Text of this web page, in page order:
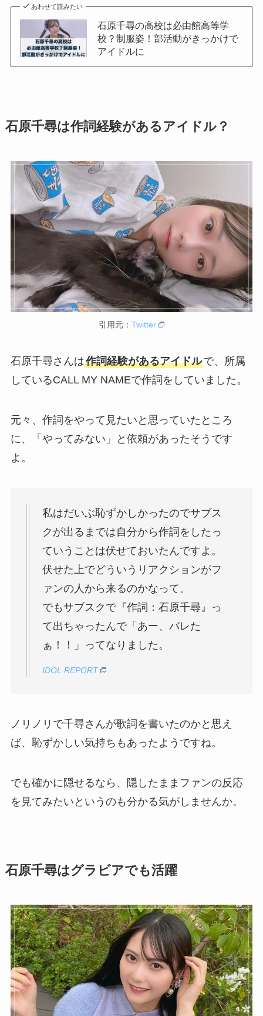
あわせて読みたい
石原千尋の高校は必由館高等学
校？制服姿！部活動がきっかけで
アイドルに
石原千尋は作詞経験があるアイドル？
引用元： Twitter
石原千尋さんは作詞経験があるアイドルで、所属
しているCALL MY NAMEで作詞をしていました。
元々、作詞をやって見たいと思っていたところ
に、「やってみない」と依頼があったそうです
よ。
私はだいぶ恥ずかしかったのでサブス
クが出るまでは自分から作詞をしたっ
ていうことは伏せておいたんですよ。
伏せた上でどういうリアクションがフ
ァンの人から来るのかなって。
でもサブスクで『作詞：石原千尋』っ
て出ちゃったんで「あー、バレた
ぁ！！」ってなりました。
IDOL REPORT
ノリノリで千尋さんが歌詞を書いたのかと思え
ば、恥ずかしい気持ちもあったようですね。
でも確かに隠せるなら、隠したままファンの反応
を見てみたいというのも分かる気がしませんか。
石原千尋はグラビアでも活躍